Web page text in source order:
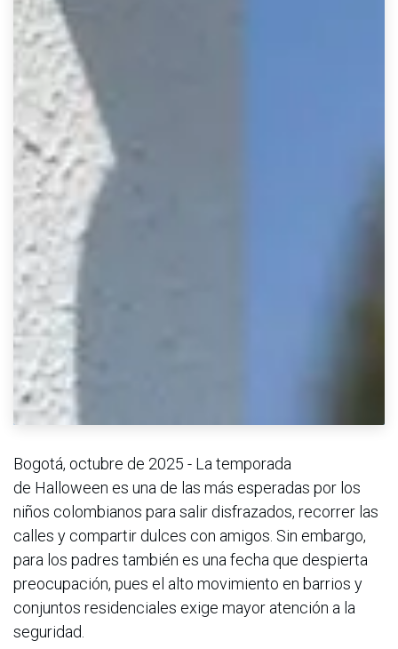
Bogotá, octubre de 2025 - La temporada
de Halloween es una de las más esperadas por los
niños colombianos para salir disfrazados, recorrer las
calles y compartir dulces con amigos. Sin embargo,
para los padres también es una fecha que despierta
preocupación, pues el alto movimiento en barrios y
conjuntos residenciales exige mayor atención a la
seguridad.